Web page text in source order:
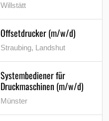
Willstätt
Offsetdrucker (m/w/d)
Straubing, Landshut
Systembediener für
Druckmaschinen (m/w/d)
Münster